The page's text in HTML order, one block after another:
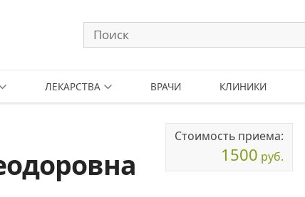
ЛЕКАРСТВА ВРАЧИ КЛИНИКИ
Стоимость приема:
1500 руб.